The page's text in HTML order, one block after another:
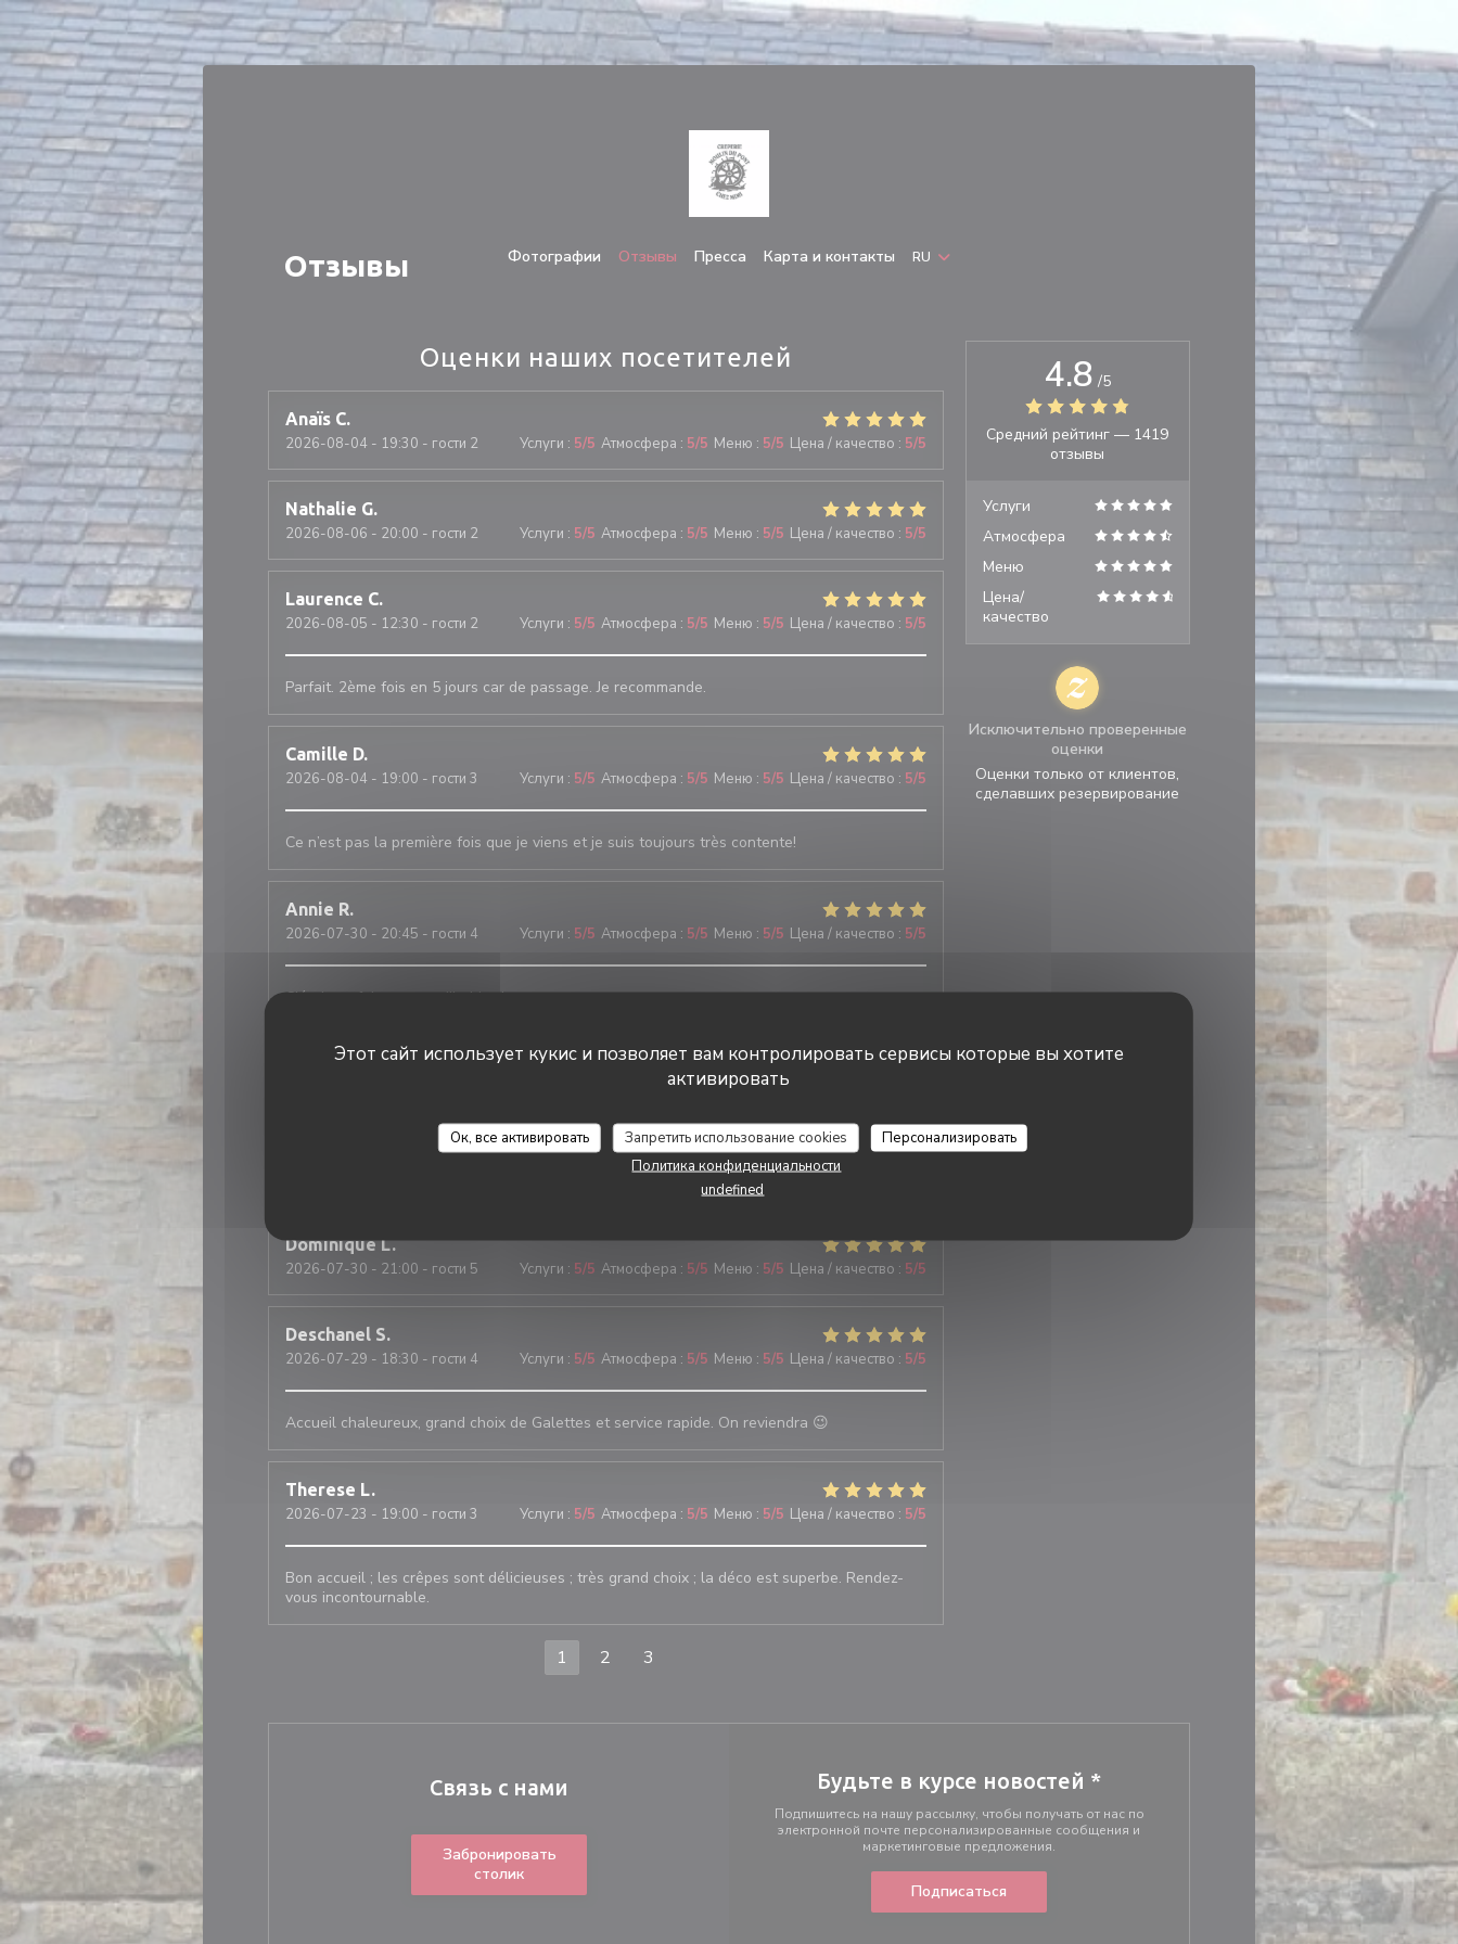
Панель управления cookies
Этот сайт использует кукис и позволяет вам контролировать сервисы которые вы хотите
активировать
Ок, все активировать Запретить использование cookies
Персонализировать
Политика конфиденциальности
undefined
Фотографии Отзывы Пресса Карта и контакты RU
Отзывы
Оценки наших посетителей
Anaïs C
2026-08-04 - 19:30 - гости 2 Услуги : 5/5 Атмосфера : 5/5 Меню : 5/5 Цена / качество : 5/5
Nathalie G
2026-08-06 - 20:00 - гости 2 Услуги : 5/5 Атмосфера : 5/5 Меню : 5/5 Цена / качество : 5/5
Laurence C
2026-08-05 - 12:30 - гости 2 Услуги : 5/5 Атмосфера : 5/5 Меню : 5/5 Цена / качество : 5/5
Parfait. 2ème fois en 5 jours car de passage. Je recommande.
Camille D
2026-08-04 - 19:00 - гости 3 Услуги : 5/5 Атмосфера : 5/5 Меню : 5/5 Цена / качество : 5/5
Ce n’est pas la première fois que je viens et je suis toujours très contente!
Annie R
2026-07-30 - 20:45 - гости 4 Услуги : 5/5 Атмосфера : 5/5 Меню : 5/5 Цена / качество : 5/5
C'était parfait, comme d'habitude
LE GRAET
G
Атмосфера: 5 /5 Меню:5 /5
Атмосфера:5/5 Меню:5/5 Цена / качество
Dominique L
2026-07-30 - 21:00 - гости 5 Услуги : 5/5 Атмосфера : 5/5 Меню : 5/5 Цена / качество : 5/5
Deschanel S
2026-07-29 - 18:30 - гости 4 Услуги : 5/5 Атмосфера : 5/5 Меню : 5/5 Цена / качество : 5/5
Accueil chaleureux, grand choix de Galettes et service rapide. On reviendra 😉
Therese L
2026-07-23 - 19:00 - гости 3 Услуги : 5/5 Атмосфера : 5/5 Меню : 5/5 Цена / качество : 5/5
Bon accueil ; les crêpes sont délicieuses ; très grand choix ; la déco est superbe. Rendez-
vous incontournable.
1 2 3
4.8 /5
Средний рейтинг — 1419
отзывы
Услуги
Атмосфера
Меню
Цена/
качество
Исключительно проверенные
оценки
Оценки только от клиентов,
сделавших резервирование
Связь с нами
Забронировать
столик
Будьте в курсе новостей *
Подпишитесь на нашу рассылку, чтобы получать от нас по
электронной почте персонализированные сообщения и
маркетинговые предложения.
Подписаться